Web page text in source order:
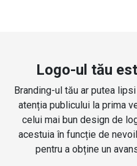
Logo-ul tău
Branding-ul tău ar putea
atenția publicului la prima
celui mai bun design de
acestuia în funcție de
pentru a obține un